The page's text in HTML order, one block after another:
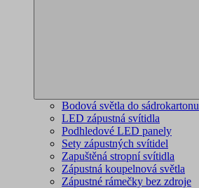
Bodová světla do sádrokartonu
LED zápustná svítidla
Podhledové LED panely
Sety zápustných svítidel
Zapuštěná stropní svítidla
Zápustná koupelnová světla
Zápustné rámečky bez zdroje